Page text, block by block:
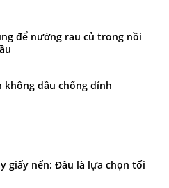
để nướng rau củ trong nồi
không dầu chống dính
giấy nến: Đâu là lựa chọn tối